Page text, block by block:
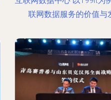
联网数据服务的价值与